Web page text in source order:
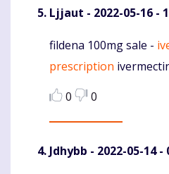
Ljjaut - 2022-05-16 -
Komentaras
fildena 100mg sale -
prescription
0
0
Jdhybb - 2022-05-14 -